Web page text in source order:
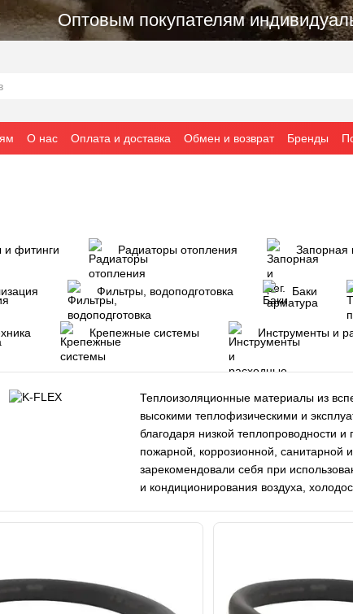
Оптовым покупателям
О нас Оплата и доставка Обмен и возврат Бренды
и фитинги Радиаторы отопления Запорная
Фильтры, водоподготовка Баки
Крепежные системы Инструменты и
Теплоизоляционные материалы из
высокими теплофизическими и
благодаря низкой теплопроводности
пожарной, коррозионной, санитарной
зарекомендовали себя при
и кондиционирования воздуха,
безопасности.